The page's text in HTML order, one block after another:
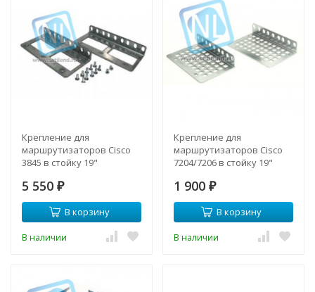
Крепление для
маршрутизаторов Cisco
3845 в стойку 19"
5 550 ₽
В корзину
В наличии
Крепление для
маршрутизаторов Cisco
7204/7206 в стойку 19"
1 900 ₽
В корзину
В наличии